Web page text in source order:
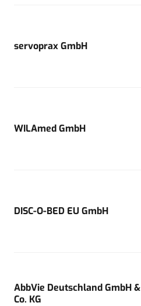
servoprax GmbH
WILAmed GmbH
DISC-O-BED EU GmbH
AbbVie Deutschland GmbH &
Co. KG